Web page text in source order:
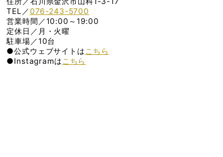
TEL／ 076-243-5700
営業時間／10:00～19:00
定休日／月・火曜
駐車場／10台
●公式ウェブサイトは こちら
●Instagramは こちら